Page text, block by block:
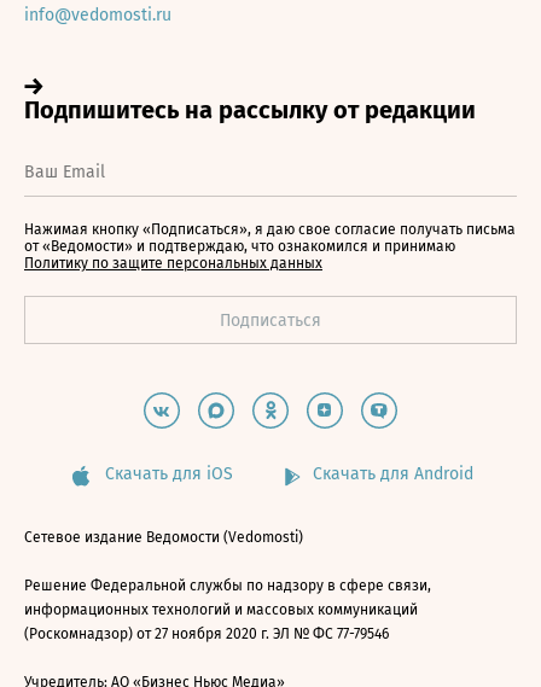
info@vedomosti.ru
Нажимая кнопку «Подписаться», я даю свое согласие получать письма
от «Ведомости» и подтверждаю, что ознакомился и принимаю
Политику по защите персональных данных
Скачать для iOS Скачать для Android
Сетевое издание Ведомости (Vedomosti)
Решение Федеральной службы по надзору в сфере связи,
информационных технологий и массовых коммуникаций
(Роскомнадзор) от 27 ноября 2020 г. ЭЛ № ФС 77-79546
Учредитель: АО «Бизнес Ньюс Медиа»